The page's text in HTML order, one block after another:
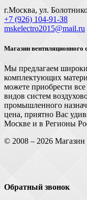
г.Москва, ул.
+7 (926) 104-91-З8
mskelectro2015@mail.ru
Магазин вентиляционного
Мы предлагаем
комплектующих
можете приобрести
видов систем
промышленного
цена, приятно Вас
Москве и в Регионы
© 2008 – 2026 Магазин
Обратный звонок